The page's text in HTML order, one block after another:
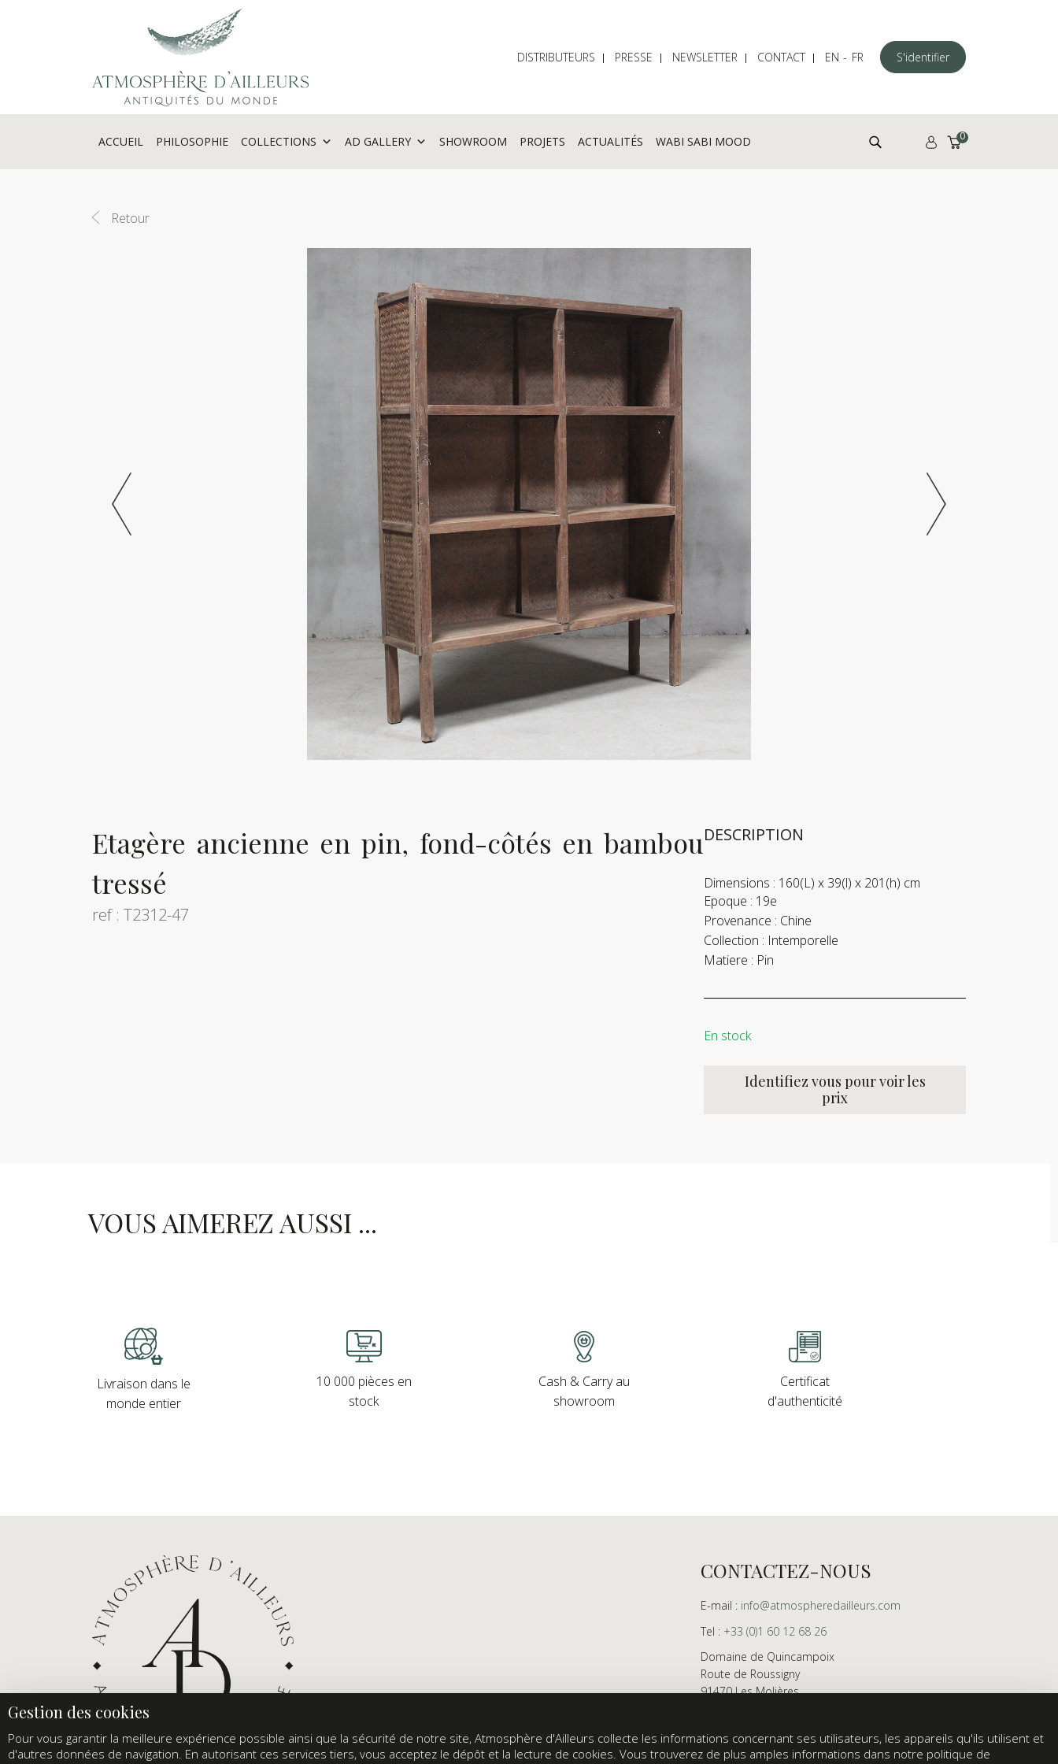
DISTRIBUTEURS PRESSE NEWSLETTER CONTACT EN FR S'identifier
ACCUEIL PHILOSOPHIE COLLECTIONS AD GALLERY SHOWROOM PROJETS ACTUALITÉS WABI SABI MOOD Rechercher : 0
Retour
Etagère ancienne en pin, fond-côtés en bambou
tressé
ref : T2312-47
DESCRIPTION
Dimensions : 160(L) x 39(l) x 201(h) cm
Epoque : 19e
Provenance : Chine
Collection : Intemporelle
Matiere : Pin
En stock
Identifiez vous pour voir les
prix
VOUS AIMEREZ AUSSI ...
Livraison dans le
monde entier
10 000 pièces en
stock
Cash & Carry au
showroom
Certificat
d'authenticité
CONTACTEZ-NOUS
E-mail : info@atmospheredailleurs.com
Tel : +33 (0)1 60 12 68 26
Domaine de Quincampoix
Route de Roussigny
91470 Les Molières
Showroom ouvert aux professionnels sur rendez-
vous uniquement
Pour vous garantir la meilleure expérience possible ainsi que la sécurité de notre site, Atmosphère d'Ailleurs collecte les informations concernant ses utilisateurs, les appareils qu'ils utilisent et
d'autres données de navigation. En autorisant ces services tiers, vous acceptez le dépôt et la lecture de cookies. Vous trouverez de plus amples informations dans notre politique de